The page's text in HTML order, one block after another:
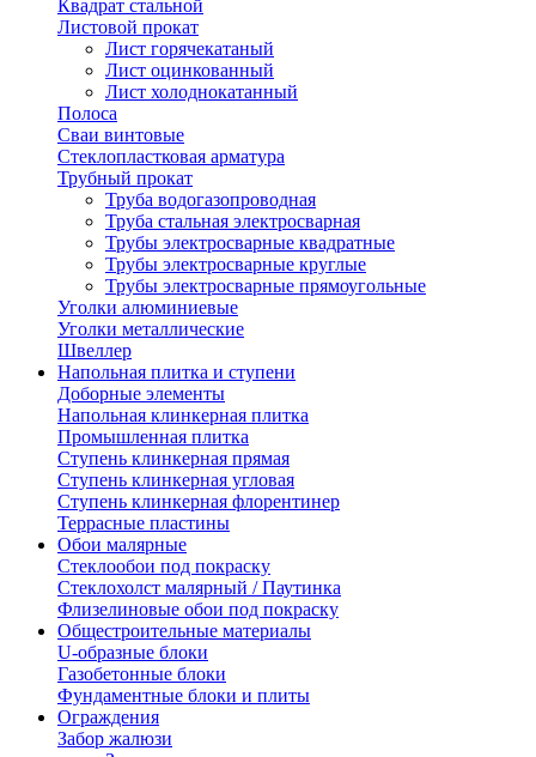
Квадрат стальной
Листовой прокат
Лист горячекатаный
Лист оцинкованный
Лист холоднокатанный
Полоса
Сваи винтовые
Стеклопластковая арматура
Трубный прокат
Труба водогазопроводная
Труба стальная электросварная
Трубы электросварные квадратные
Трубы электросварные круглые
Трубы электросварные прямоугольные
Уголки алюминиевые
Уголки металлические
Швеллер
Напольная плитка и ступени
Доборные элементы
Напольная клинкерная плитка
Промышленная плитка
Ступень клинкерная прямая
Ступень клинкерная угловая
Ступень клинкерная флорентинер
Террасные пластины
Обои малярные
Стеклообои под покраску
Стеклохолст малярный / Паутинка
Флизелиновые обои под покраску
Общестроительные материалы
U-образные блоки
Газобетонные блоки
Фундаментные блоки и плиты
Ограждения
Забор жалюзи